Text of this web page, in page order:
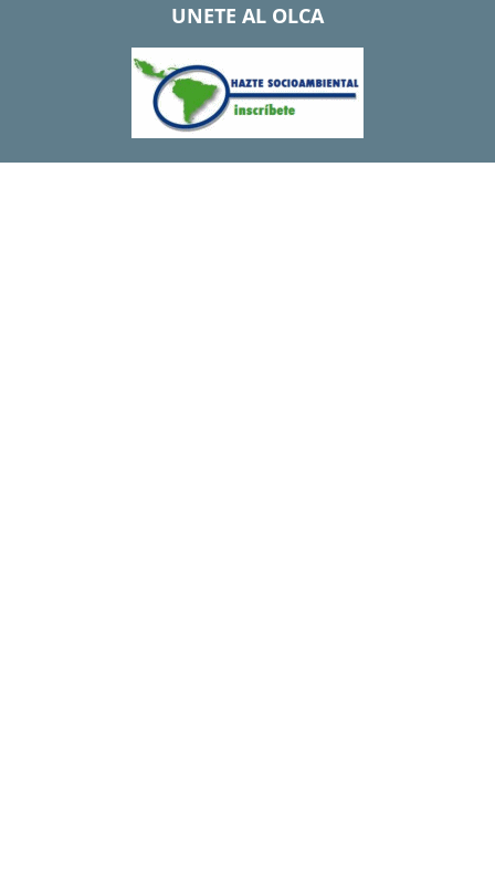
UNETE AL OLCA